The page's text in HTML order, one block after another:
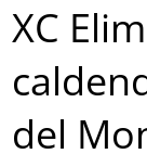
XC
del